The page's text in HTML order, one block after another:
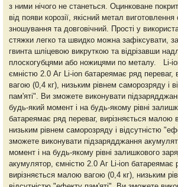
з ними нічого не станеться. Оцинковане
від появи корозії, якісний метал виготовлення
зношування та довговічний. ​Прості у
стяжки легко та швидко можна зафіксувати,
гвинта шліцевою викруткою та відрізавши
плоскогубцями або ножицями по металу. Li-
ємністю 2.0 Аг Li-ion батареямає ряд переваг,
вагою (0,4 кг), низьким рівнем саморозряду і
пам'яті". Ви зможете виконувати
будь-який момент і на будь-якому рівні
батареямає ряд переваг, вирізняється малою
низьким рівнем саморозряду і відсутністю
зможете виконувати підзарядджання
момент і на будь-якому рівні залишкового
акумулятор, ємністю 2.0 Аг Li-ion батареямає
вирізняється малою вагою (0,4 кг), низьким